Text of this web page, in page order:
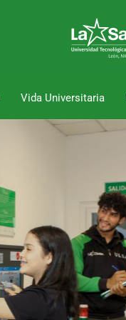
Vida Universitaria